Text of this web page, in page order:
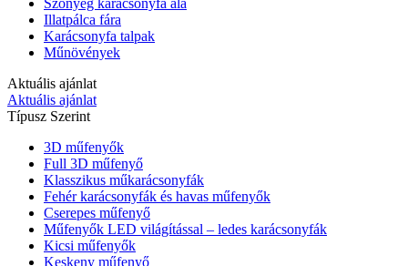
Szőnyeg karácsonyfa alá
Illatpálca fára
Karácsonyfa talpak
Műnövények
Aktuális ajánlat
Aktuális ajánlat
Típusz Szerint
3D műfenyők
Full 3D műfenyő
Klasszikus műkarácsonyfák
Fehér karácsonyfák és havas műfenyők
Cserepes műfenyő
Műfenyők LED világítással – ledes karácsonyfák
Kicsi műfenyők
Keskeny műfenyő